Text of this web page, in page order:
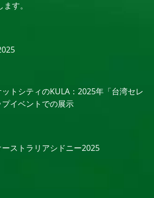
す。
トシティのKULA：2025年「台湾セレ
イベントでの展示
ストラリアシドニー2025